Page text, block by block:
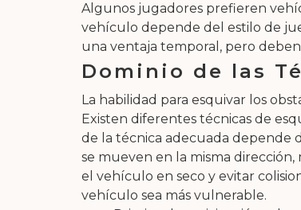
Algunos jugadores prefieren
vehículo depende del estilo de
una ventaja temporal, pero
Dominio de las
La habilidad para esquivar los
Existen diferentes técnicas de
de la técnica adecuada depende
se mueven en la misma
el vehículo en seco y evitar
vehículo sea más vulnerable.